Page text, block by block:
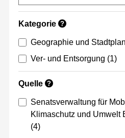
Kategorie ?
Geographie und
Ver- und Entsorgung (1)
Quelle ?
Senatsverwaltung für
Klimaschutz und Umwelt
(4)